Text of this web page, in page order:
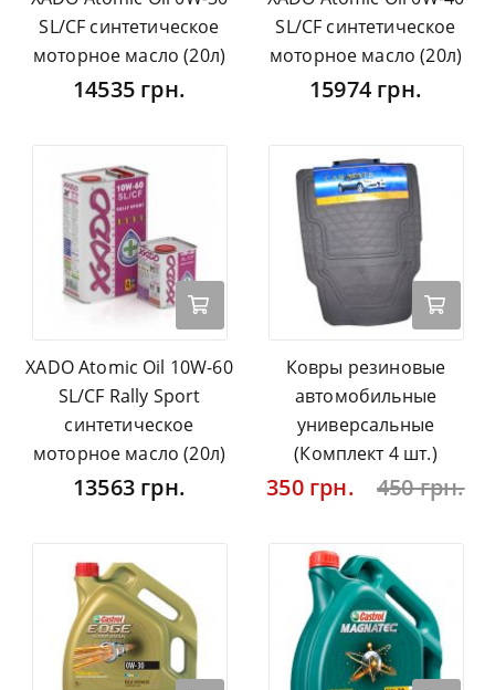
SL/CF синтетическое
моторное масло (20л)
14535 грн.
SL/CF синтетическое
моторное масло (20л)
15974 грн.
XADO Atomic Oil 10W-60
SL/CF Rally Sport
синтетическое
моторное масло (20л)
13563 грн.
Ковры резиновые
автомобильные
универсальные
(Комплект 4 шт.)
350 грн. 450 грн.